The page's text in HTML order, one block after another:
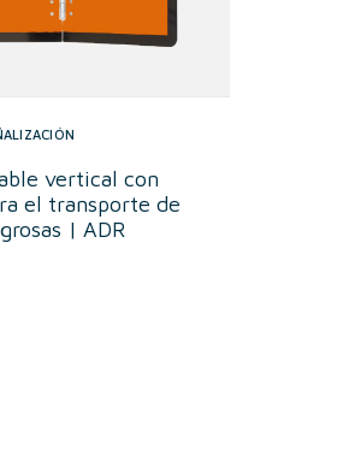
vertical con
el transporte de
| ADR